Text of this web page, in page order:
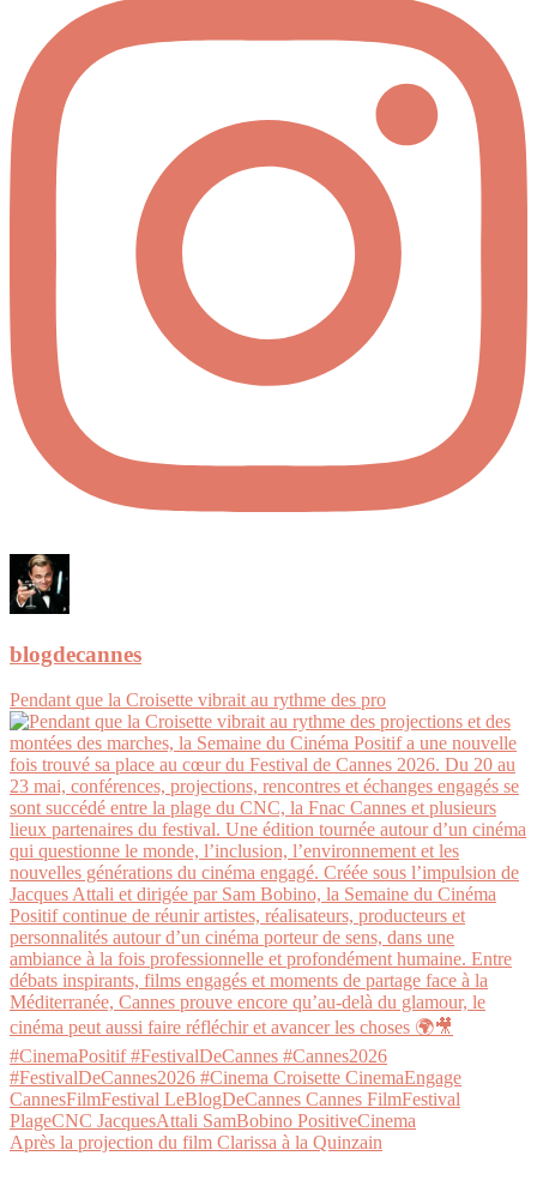
blogdecannes
Pendant que la Croisette vibrait au rythme des pro
Après la projection du film Clarissa à la Quinzain